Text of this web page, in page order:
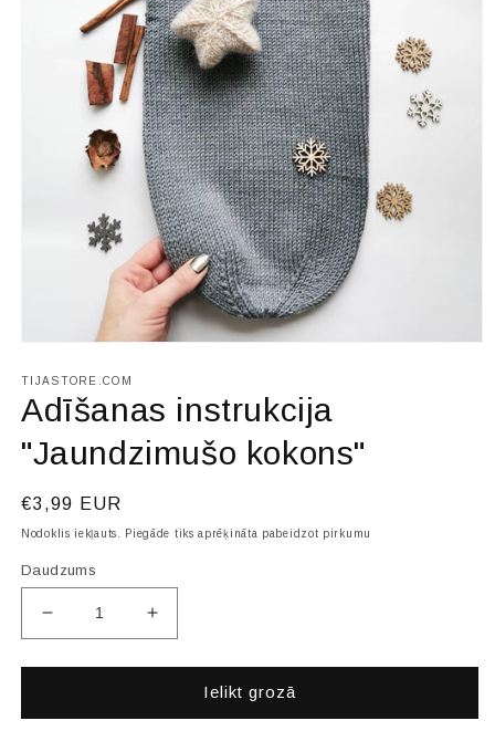
1
modālā
režīmā
TIJASTORE.COM
Adīšanas instrukcija
"Jaundzimušo kokons"
Parastā
cena
€3,99 EUR
Nodoklis iekļauts. Piegāde tiks aprēķināta pabeidzot pirkumu
Daudzums
Samazināt
skaitu
par
instrukcija
Palielināt
skaitu
par
Adīšanas
instrukcija
Ielikt grozā